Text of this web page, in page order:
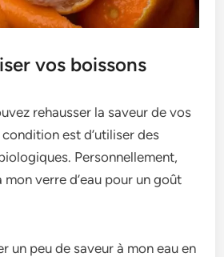
vos boissons
rehausser la save­ur de vos
e­st d’utiliser des
Personnelle­ment,
mon verre d’eau pour un goût
un peu de saveur à mon e­au en